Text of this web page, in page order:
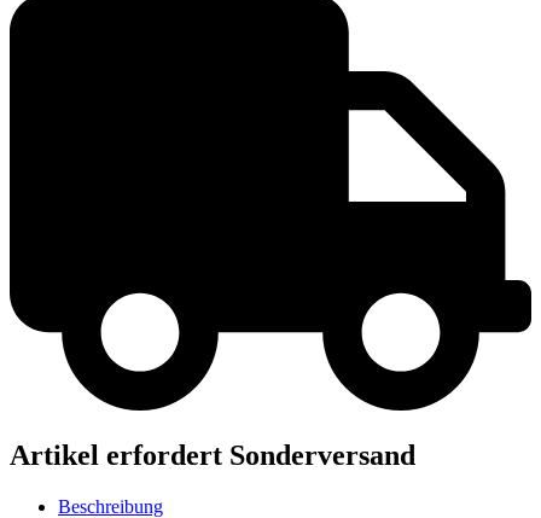
Artikel erfordert Sonderversand
Beschreibung